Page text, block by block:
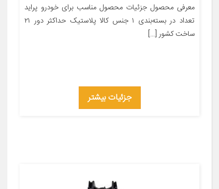
معرفی محصول جزئیات محصول مناسب برای خودرو پراید
تعداد در بسته‌بندی ۱ جنس کالا پلاستیک حداکثر دور ۲۱
ساخت کشور […]
جزئیات بیشتر